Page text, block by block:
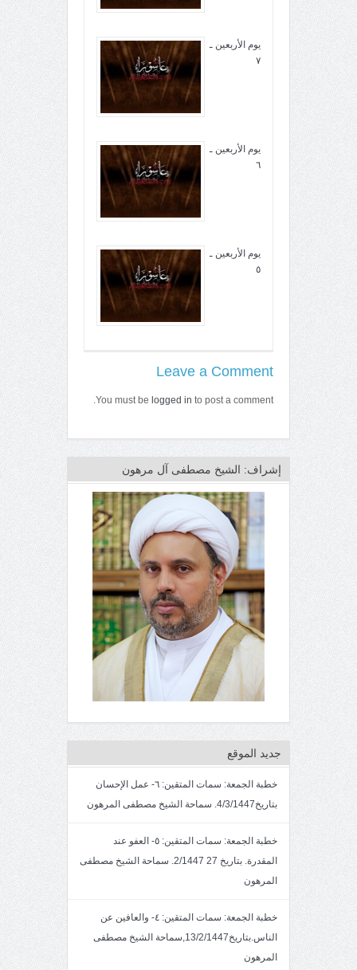
يوم الأربعين ـ
٧
يوم الأربعين ـ
٦
يوم الأربعين ـ
٥
Leave a Comment
You must be logged in to post a comment.
إشراف: الشيخ مصطفى آل مرهون
جديد الموقع
خطبة الجمعة: سمات المتقين: ٦- عمل الإحسان
بتاريخ4/3/1447. سماحة الشيخ مصطفى المرهون
خطبة الجمعة: سمات المتقين: ٥- العفو عند
المقدرة. بتاريخ 27 2/1447. سماحة الشيخ مصطفى
المرهون
خطبة الجمعة: سمات المتقين: ٤- والعافين عن
الناس.بتاريخ13/2/1447,سماحة الشيخ مصطفى
المرهون